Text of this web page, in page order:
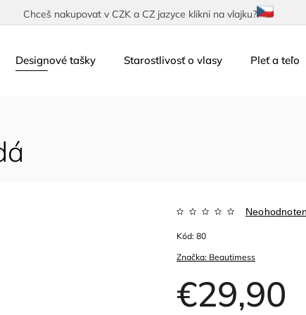
Chceš nakupovat v CZK a CZ jazyce klikni na vlajku?
Designové tašky Starostlivosť o vlasy Pleť a teľo
Značka: Beautimess
€29,90
Kód: 80